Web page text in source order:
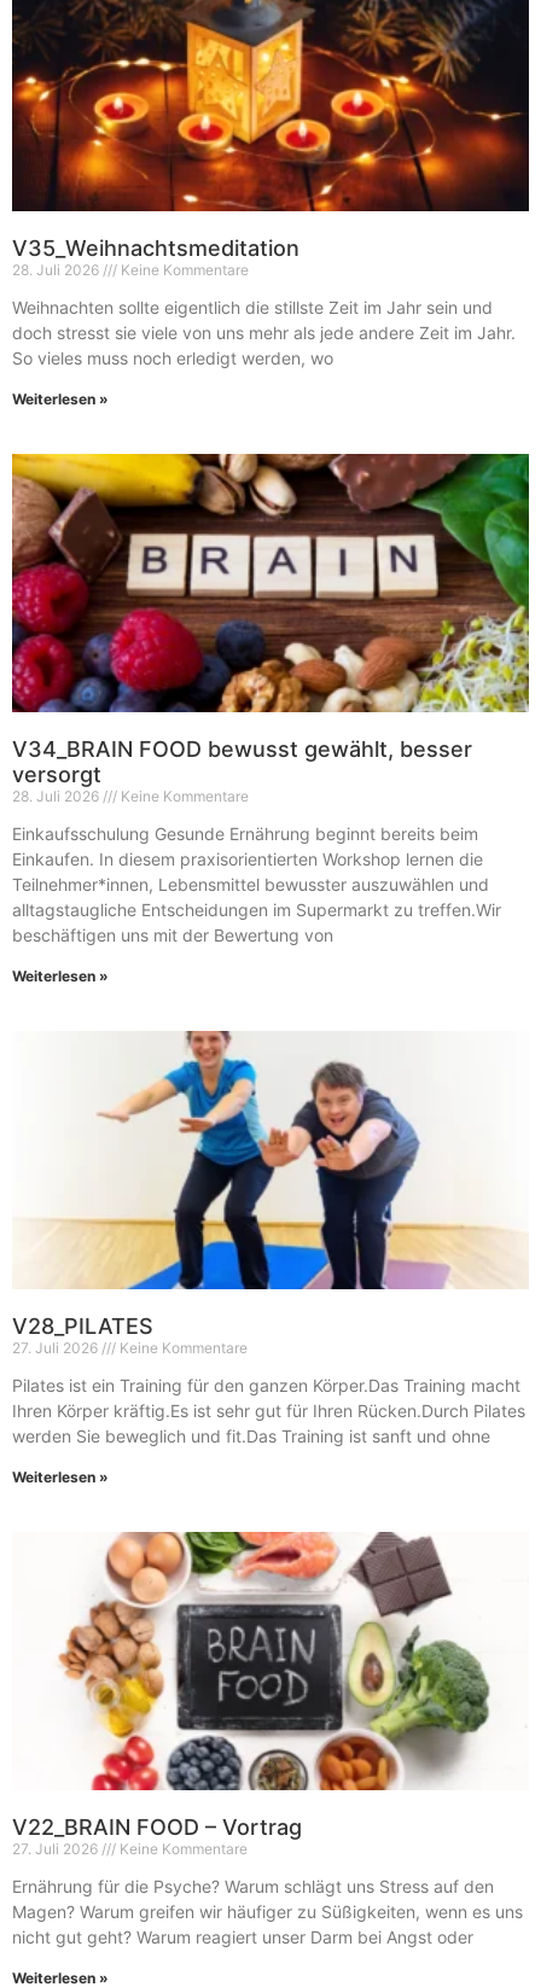
V35_Weihnachtsmeditation
28. Juli 2026 Keine Kommentare
Weihnachten sollte eigentlich die stillste Zeit im Jahr sein und
doch stresst sie viele von uns mehr als jede andere Zeit im Jahr.
So vieles muss noch erledigt werden, wo
Weiterlesen »
V34_BRAIN FOOD bewusst gewählt, besser
versorgt
28. Juli 2026 Keine Kommentare
Einkaufsschulung Gesunde Ernährung beginnt bereits beim
Einkaufen. In diesem praxisorientierten Workshop lernen die
Teilnehmer*innen, Lebensmittel bewusster auszuwählen und
alltagstaugliche Entscheidungen im Supermarkt zu treffen.Wir
beschäftigen uns mit der Bewertung von
Weiterlesen »
V28_PILATES
27. Juli 2026 Keine Kommentare
Pilates ist ein Training für den ganzen Körper.Das Training macht
Ihren Körper kräftig.Es ist sehr gut für Ihren Rücken.Durch Pilates
werden Sie beweglich und fit.Das Training ist sanft und ohne
Weiterlesen »
V22_BRAIN FOOD – Vortrag
27. Juli 2026 Keine Kommentare
Ernährung für die Psyche? Warum schlägt uns Stress auf den
Magen? Warum greifen wir häufiger zu Süßigkeiten, wenn es uns
nicht gut geht? Warum reagiert unser Darm bei Angst oder
Weiterlesen »